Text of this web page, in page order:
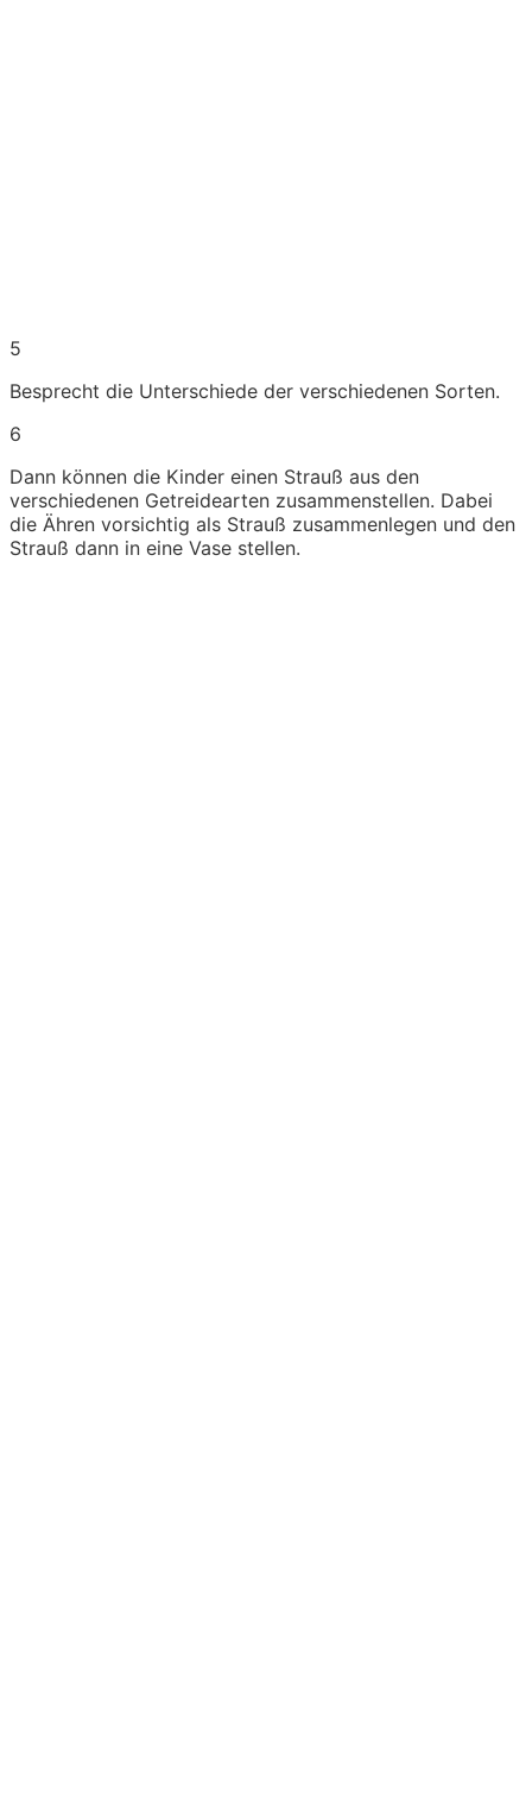
5
Besprecht die Unterschiede der verschiedenen Sorten.
6
Dann können die Kinder einen Strauß aus den
verschiedenen Getreidearten zusammenstellen. Dabei
die Ähren vorsichtig als Strauß zusammenlegen und den
Strauß dann in eine Vase stellen.